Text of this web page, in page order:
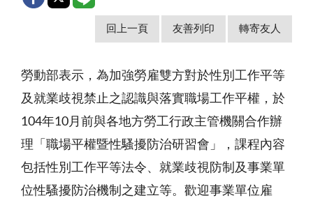
回上一頁 友善列印 轉寄友人
勞動部表示，為加強勞雇雙方對於性別工作平等
及就業歧視禁止之認識與落實職場工作平權，於
104年10月前與各地方勞工行政主管機關合作辦
理「職場平權暨性騷擾防治研習會」，課程內容
包括性別工作平等法令、就業歧視防制及事業單
位性騷擾防治機制之建立等。歡迎事業單位雇